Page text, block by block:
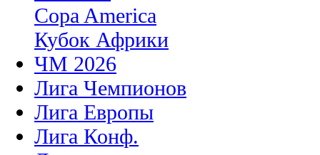
Copa America
Кубок Африки
ЧМ 2026
Лига Чемпионов
Лига Европы
Лига Конф.